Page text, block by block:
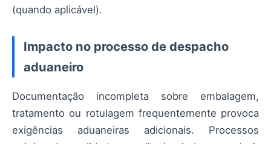
(quando aplicável).
Impacto no processo de despacho
aduaneiro
Documentação incompleta sobre embalagem,
tratamento ou rotulagem frequentemente provoca
exigências aduaneiras adicionais. Processos